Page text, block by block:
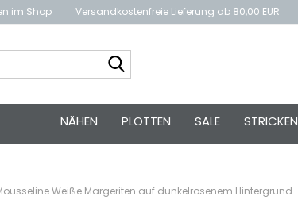
im Shop Versandkostenfreie Lieferung ab 80,00 EUR
NÄHEN PLOTTEN SALE STRICKEN
Weiße Margeriten auf dunkelrosenem Hintergrund